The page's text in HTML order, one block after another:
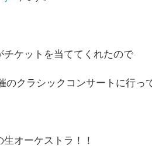
チケットを当ててくれたので
のクラシックコンサートに行っ
オーケストラ！！